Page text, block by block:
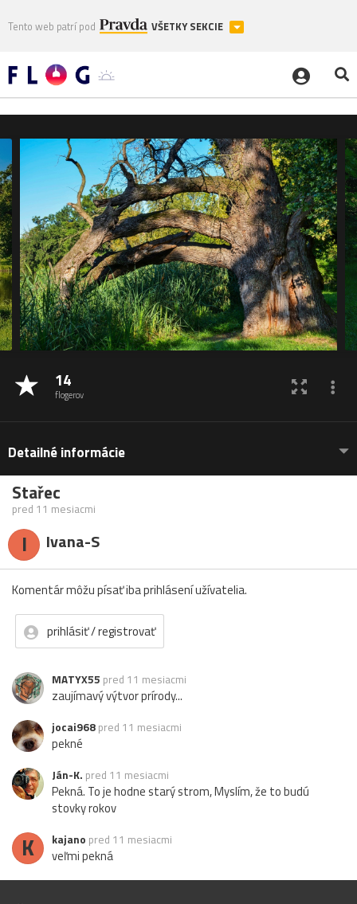
Tento web patrí pod VŠETKY SEKCIE
14
flogerov
Detailné informácie
Stařec
pred 11 mesiacmi
I Ivana-S
Komentár môžu písať iba prihlásení užívatelia.
prihlásiť / registrovať
MATYX55 pred 11 mesiacmi
zaujímavý výtvor prírody...
jocai968 pred 11 mesiacmi
pekné
Ján-K. pred 11 mesiacmi
Pekná. To je hodne starý strom, Myslím, že to budú
stovky rokov
K kajano pred 11 mesiacmi
veľmi pekná